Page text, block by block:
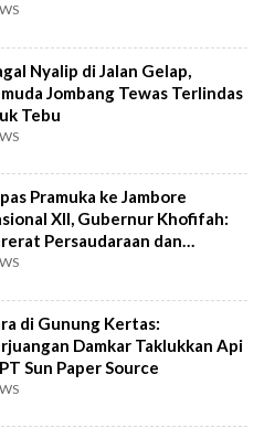
Nyalip di Jalan Gelap,
Jombang Tewas Terlindas
Tebu
Pramuka ke Jambore
XII, Gubernur Khofifah:
Persaudaraan dan
Nasional
di Gunung Kertas:
Damkar Taklukkan Api
Sun Paper Source